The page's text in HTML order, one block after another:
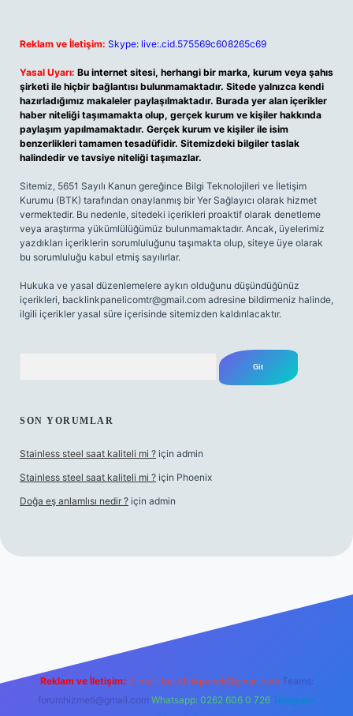
Reklam ve İletişim: Skype: live:.cid.575569c608265c69
Yasal Uyarı: Bu internet sitesi, herhangi bir marka, kurum veya şahıs
şirketi ile hiçbir bağlantısı bulunmamaktadır. Sitede yalnızca kendi
hazırladığımız makaleler paylaşılmaktadır. Burada yer alan içerikler
haber niteliği taşımamakta olup, gerçek kurum ve kişiler hakkında
paylaşım yapılmamaktadır. Gerçek kurum ve kişiler ile isim
benzerlikleri tamamen tesadüfidir. Sitemizdeki bilgiler taslak
halindedir ve tavsiye niteliği taşımazlar.
Sitemiz, 5651 Sayılı Kanun gereğince Bilgi Teknolojileri ve İletişim
Kurumu (BTK) tarafından onaylanmış bir Yer Sağlayıcı olarak hizmet
vermektedir. Bu nedenle, sitedeki içerikleri proaktif olarak denetleme
veya araştırma yükümlülüğümüz bulunmamaktadır. Ancak, üyelerimiz
yazdıkları içeriklerin sorumluluğunu taşımakta olup, siteye üye olarak
bu sorumluluğu kabul etmiş sayılırlar.
Hukuka ve yasal düzenlemelere aykırı olduğunu düşündüğünüz
içerikleri, backlinkpanelicomtr@gmail.com adresine bildirmeniz halinde,
ilgili içerikler yasal süre içerisinde sitemizden kaldırılacaktır.
SON YORUMLAR
Stainless steel saat kaliteli mi ? için admin
Stainless steel saat kaliteli mi ? için Phoenix
Doğa eş anlamlısı nedir ? için admin
Reklam ve İletişim: E-mail: backlinkpaneli@gmail.com Teams:
forumhizmeti@gmail.com Whatsapp: 0262 606 0 726 Telegram: